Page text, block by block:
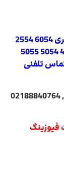
بوش بلت فیوزینگ ریکو جفت سری 6054 2554
2555 3554 3555 3054 3055 4035 4054 4055 5054 5055
تلفنی
تلفن تماس : 02188349357 , 02188322485 , 02188840764
فیوزینگ